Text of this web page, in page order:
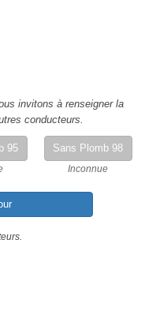
invitons à renseigner la
conducteurs.
95 Sans Plomb 98
Inconnue